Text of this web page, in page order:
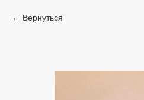
Вернуться